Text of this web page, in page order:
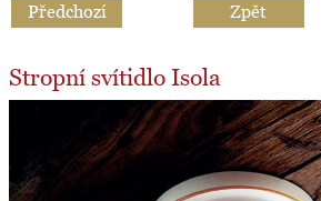
Předchozí Zpět
Stropní svítidlo Isola